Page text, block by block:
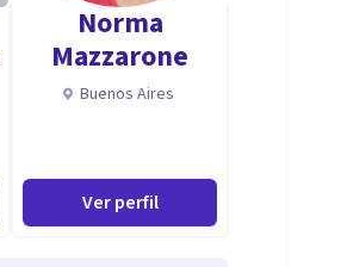
Norma
Mazzarone
Buenos Aires
Ver perfil